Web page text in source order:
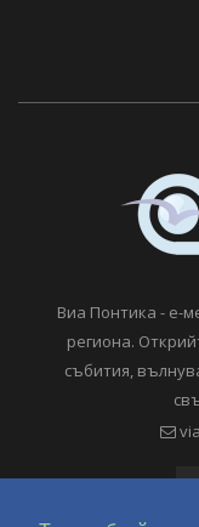
Виа Понтика - е-
региона.
събития,